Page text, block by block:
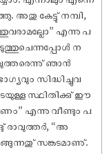
അതു കേട്ടു് നമ്പി,
എന്നു പ
ന
ഞാൻ
സിദ്ധിച്ചുവ
സ്ഥിതിക്കു് ഈ
എന്നു വീണ്ടും പ
രാവുത്തർ, “അ
സങ്കടമാണു്.